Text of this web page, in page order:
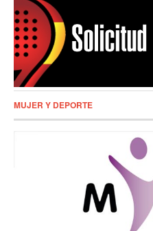
MUJER Y DEPORTE